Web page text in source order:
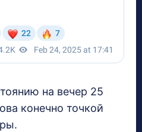
на вечер 25
конечно точкой